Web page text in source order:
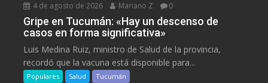
4 de agosto de 2026 Mariano Z 0
Gripe en Tucumán: «Hay un descenso de
casos en forma significativa»
Luis Medina Ruiz, ministro de Salud de la provincia,
recordó que la vacuna está disponible para...
Populares Salud Tucumán